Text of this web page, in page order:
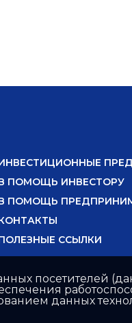
ПОМОЩЬ ИНВЕСТОРУ
ПОМОЩЬ
ССЫЛКИ
посетителей
данных